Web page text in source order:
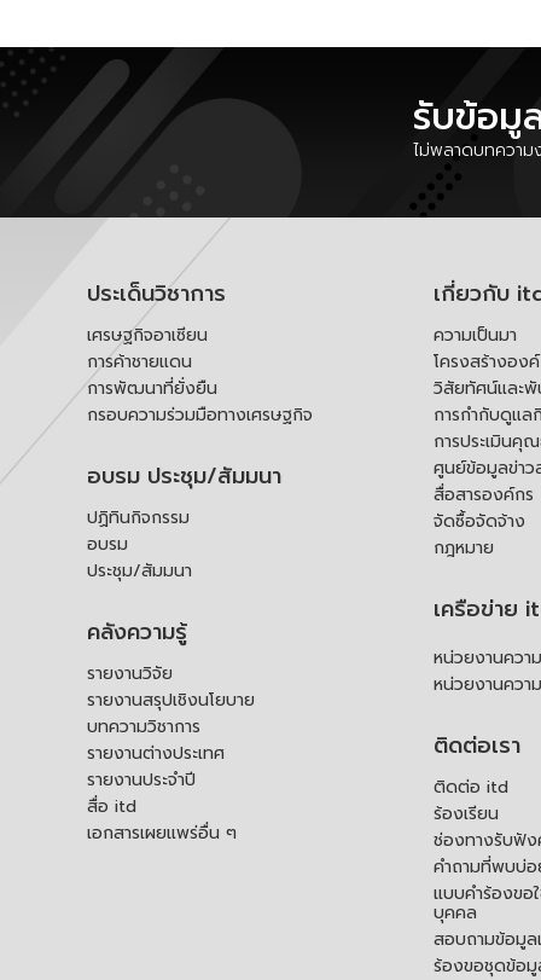
รับข้อมู
ไม่พลาดบทความ
ประเด็นวิชาการ
เศรษฐกิจอาเซียน
การค้าชายแดน
การพัฒนาที่ยั่งยืน
กรอบความร่วมมือทางเศรษฐกิจ
อบรม ประชุม/สัมมนา
ปฏิทินกิจกรรม
อบรม
ประชุม/สัมมนา
คลังความรู้
รายงานวิจัย
รายงานสรุปเชิงนโยบาย
บทความวิชาการ
รายงานต่างประเทศ
รายงานประจำปี
สื่อ itd
เอกสารเผยแพร่อื่น ๆ
เกี่ยวกับ
ความเป็นมา
โครงสร้างอง
วิสัยทัศน์และ
การกำกับดูแล
การประเมินคุ
ศูนย์ข้อมูลข่าว
สื่อสารองค์กร
จัดซื้อจัดจ้าง
กฎหมาย
เครือข่าย
หน่วยงานควา
หน่วยงานควา
ติดต่อเรา
ติดต่อ itd
ร้องเรียน
ช่องทางรับฟัง
คำถามที่พบบ่อ
แบบคำร้องขอ
บุคคล
สอบถามข้อมูล
ร้องขอชุดข้อ